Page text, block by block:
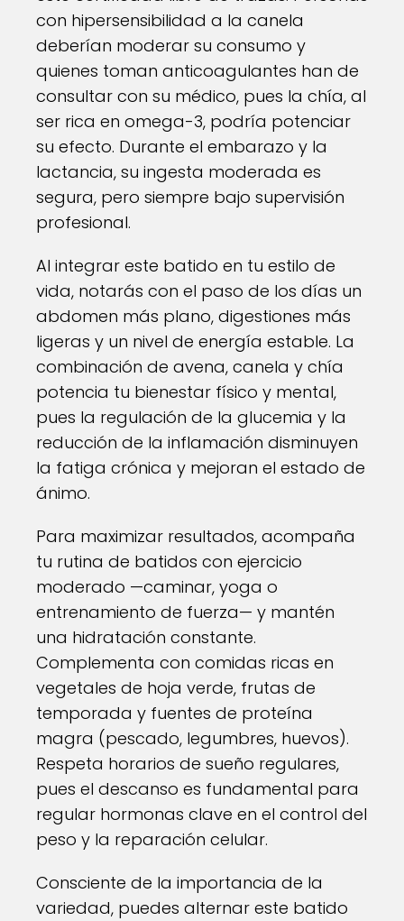
con hipersensibilidad a la canela
deberían moderar su consumo y
quienes toman anticoagulantes han de
consultar con su médico, pues la chía, al
ser rica en omega-3, podría potenciar
su efecto. Durante el embarazo y la
lactancia, su ingesta moderada es
segura, pero siempre bajo supervisión
profesional.
Al integrar este batido en tu estilo de
vida, notarás con el paso de los días un
abdomen más plano, digestiones más
ligeras y un nivel de energía estable. La
combinación de avena, canela y chía
potencia tu bienestar físico y mental,
pues la regulación de la glucemia y la
reducción de la inflamación disminuyen
la fatiga crónica y mejoran el estado de
ánimo.
Para maximizar resultados, acompaña
tu rutina de batidos con ejercicio
moderado —caminar, yoga o
entrenamiento de fuerza— y mantén
una hidratación constante.
Complementa con comidas ricas en
vegetales de hoja verde, frutas de
temporada y fuentes de proteína
magra (pescado, legumbres, huevos).
Respeta horarios de sueño regulares,
pues el descanso es fundamental para
regular hormonas clave en el control del
peso y la reparación celular.
Consciente de la importancia de la
variedad, puedes alternar este batido